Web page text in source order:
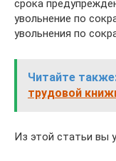
срока
увольнение по
увольнения по
Читайте
трудовой
Из этой статьи вы